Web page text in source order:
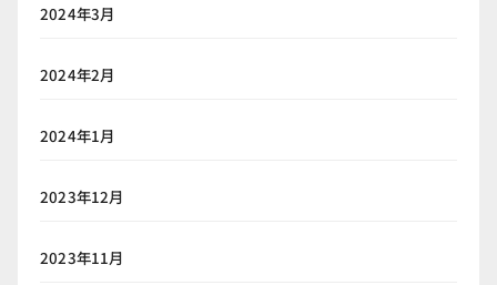
2024年3月
2024年2月
2024年1月
2023年12月
2023年11月